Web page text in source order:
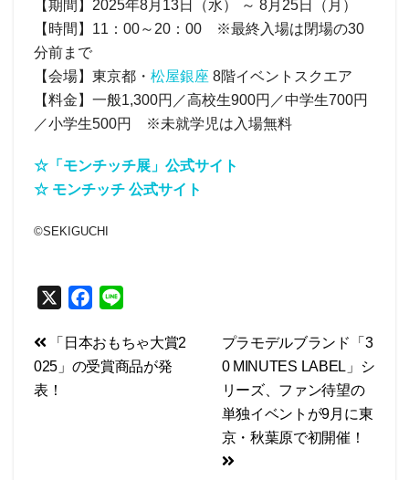
【期間】2025年8月13日（水） ～ 8月25日（月）
【時間】11：00～20：00 ※最終入場は閉場の30
分前まで
【会場】東京都・ 松屋銀座 8階イベントスクエア
【料金】一般1,300円／高校生900円／中学生700円
／小学生500円 ※未就学児は入場無料
☆「モンチッチ展」公式サイト
☆ モンチッチ 公式サイト
©SEKIGUCHI
c
e
n
e
投
稿
プラモデルブランド「3
0 MINUTES LABEL」シ
リーズ、ファン待望の
単独イベントが9月に東
京・秋葉原で初開催！
「日本おもちゃ大賞2
025」の受賞商品が発
表！